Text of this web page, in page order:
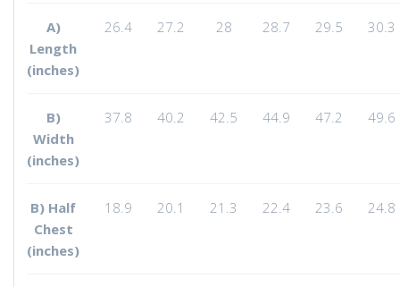
A)
Length
(inches)
26.4 27.2 28 28.7 29.5 30.3
B)
Width
(inches)
37.8 40.2 42.5 44.9 47.2 49.6
B) Half
Chest
(inches)
18.9 20.1 21.3 22.4 23.6 24.8